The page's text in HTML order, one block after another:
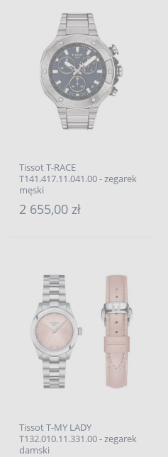
Tissot T-RACE
T141.417.11.041.00 - zegarek
męski
2 655,00 zł
Tissot T-MY LADY
T132.010.11.331.00 - zegarek
damski